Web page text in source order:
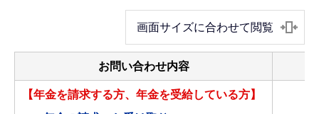
画面サイズに合わせて閲覧
お問い合わせ内容
【年金を請求する方、年金を受給している方】